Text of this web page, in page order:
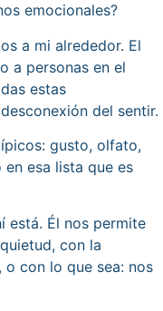
emocionales?
a mi alrededor. El
a personas en el
estas
del sentir.
gusto, olfato,
esa lista que es
está. Él nos permite
con la
con lo que sea: nos